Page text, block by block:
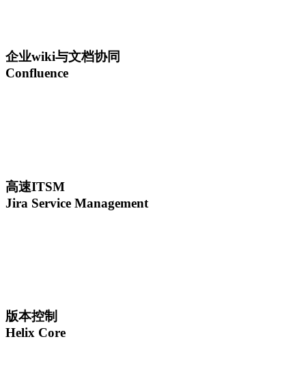
企业wiki与文档协同
Confluence
高速ITSM
Jira Service Management
版本控制
Helix Core